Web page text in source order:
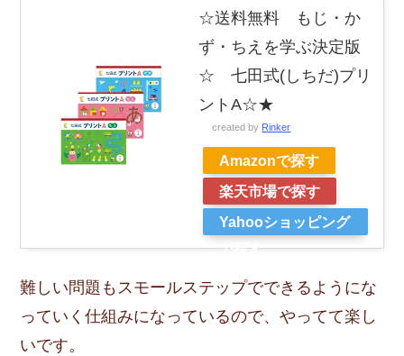
☆送料無料 もじ・か
ず・ちえを学ぶ決定版
☆ 七田式(しちだ)プリ
ントA☆★
created by Rinker
Amazonで探す
楽天市場で探す
Yahooショッピング
で探す
難しい問題もスモールステップでできるようにな
っていく仕組みになっているので、やってて楽し
いです。